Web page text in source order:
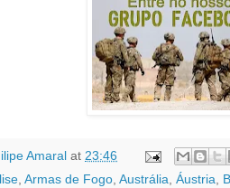
Amaral at 23:46
, Armas de Fogo, Austrália, Áustria,